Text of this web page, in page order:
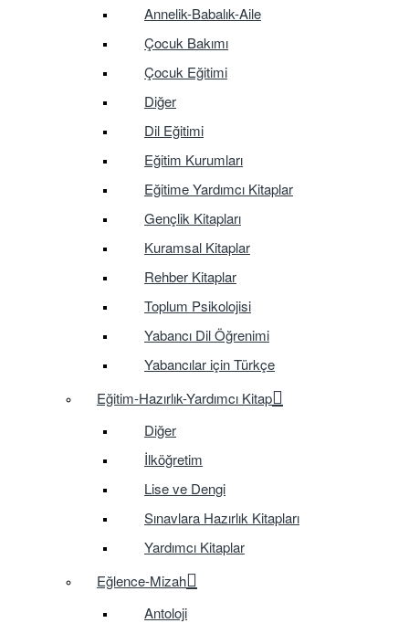
Annelik-Babalık-Aile
Çocuk Bakımı
Çocuk Eğitimi
Diğer
Dil Eğitimi
Eğitim Kurumları
Eğitime Yardımcı Kitaplar
Gençlik Kitapları
Kuramsal Kitaplar
Rehber Kitaplar
Toplum Psikolojisi
Yabancı Dil Öğrenimi
Yabancılar için Türkçe
Eğitim-Hazırlık-Yardımcı Kitap
Diğer
İlköğretim
Lise ve Dengi
Sınavlara Hazırlık Kitapları
Yardımcı Kitaplar
Eğlence-Mizah
Antoloji